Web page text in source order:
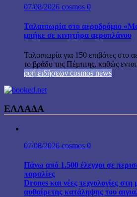
07/08/2026 cosmos 0
Ταλαιπωρία στο αεροδρόμιο
μπήκε σε κινητήρα αεροπλάνου
Ταλαιπωρία για 150 επιβάτες στο
το βράδυ της Πέμπτης, καθώς
ροή ειδήσεων cosmos news
ΕΛΛΑΔΑ
07/08/2026 cosmos 0
Πάνω από 1.500 έλεγχοι σε
παραλίες
Drones και νέες τεχνολογίες
αυθαίρετης κατάληψης του